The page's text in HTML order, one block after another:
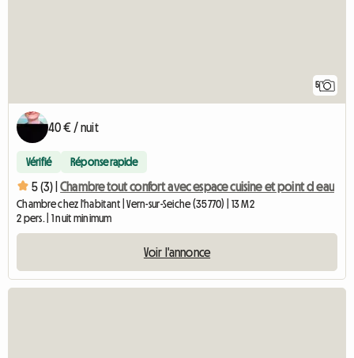
5
40 € / nuit
Vérifié Réponse rapide
5 (3) | Chambre tout confort avec espace cuisine et point d eau
Chambre chez l'habitant | Vern-sur-Seiche (35770) | 13 M2
2 pers. | 1 nuit minimum
Voir l'annonce